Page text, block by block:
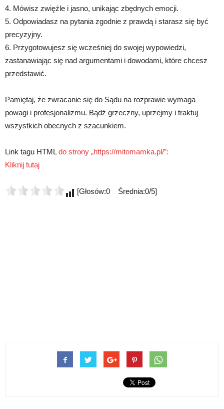
4. Mówisz zwięźle i jasno, unikając zbędnych emocji.
5. Odpowiadasz na pytania zgodnie z prawdą i starasz się być
precyzyjny.
6. Przygotowujesz się wcześniej do swojej wypowiedzi,
zastanawiając się nad argumentami i dowodami, które chcesz
przedstawić.
Pamiętaj, że zwracanie się do Sądu na rozprawie wymaga
powagi i profesjonalizmu. Bądź grzeczny, uprzejmy i traktuj
wszystkich obecnych z szacunkiem.
Link tagu HTMLdo strony „https://mitomamka.pl/”:
Kliknij tutaj
[Głosów:0 Średnia:0/5]